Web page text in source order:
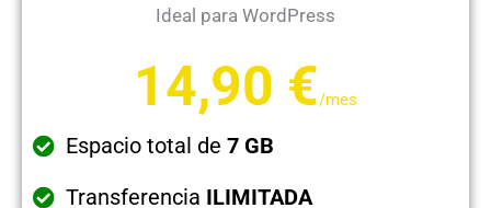
Ideal para WordPress
14,90 €/mes
Espacio total de 7 GB
Transferencia ILIMITADA